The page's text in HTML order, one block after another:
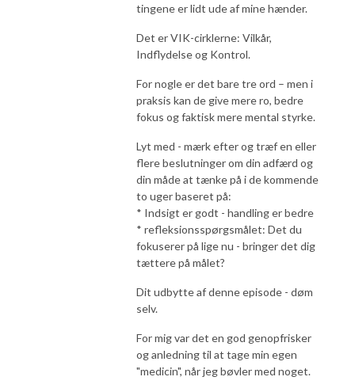
tingene er lidt ude af mine hænder.
Det er VIK-cirklerne: Vilkår,
Indflydelse og Kontrol.
For nogle er det bare tre ord – men i
praksis kan de give mere ro, bedre
fokus og faktisk mere mental styrke.
Lyt med - mærk efter og træf en eller
flere beslutninger om din adfærd og
din måde at tænke på i de kommende
to uger baseret på:
* Indsigt er godt - handling er bedre
* refleksionsspørgsmålet: Det du
fokuserer på lige nu - bringer det dig
tættere på målet?
Dit udbytte af denne episode - døm
selv.
For mig var det en god genopfrisker
og anledning til at tage min egen
"medicin", når jeg bøvler med noget.